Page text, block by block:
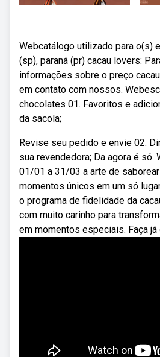
Webcatálogo utilizado para o(s)
(sp), paraná (pr) cacau lovers:
informações sobre o preço
em contato com nossos.
chocolates 01. Favoritos e
da sacola;
Revise seu pedido e envie 02.
sua revendedora; Da agora é só.
01/01 a 31/03 a arte de
momentos únicos em um só
o programa de fidelidade da
com muito carinho para
em momentos especiais. Faça